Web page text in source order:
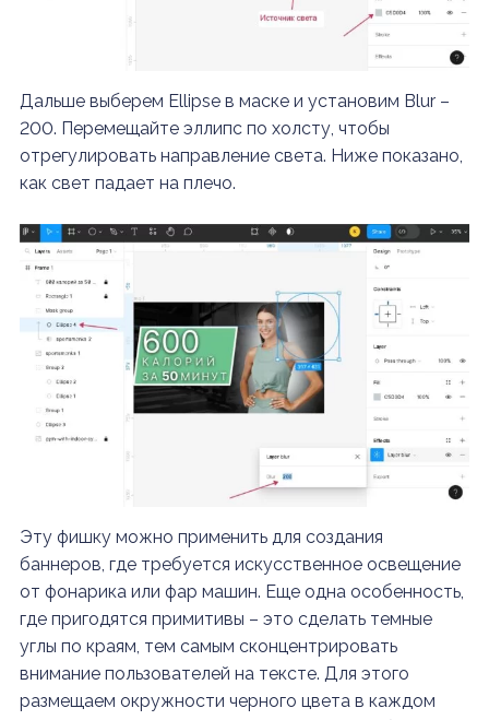
Дальше выберем Ellipse в маске и установим Blur –
200. Перемещайте эллипс по холсту, чтобы
отрегулировать направление света. Ниже показано,
как свет падает на плечо.
Эту фишку можно применить для создания
баннеров, где требуется искусственное освещение
от фонарика или фар машин. Еще одна особенность,
где пригодятся примитивы – это сделать темные
углы по краям, тем самым сконцентрировать
внимание пользователей на тексте. Для этого
размещаем окружности черного цвета в каждом